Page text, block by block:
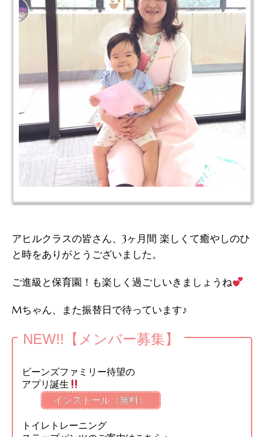
アヒルクラスの皆さん、3ヶ月間 楽しくて癒やしのひ
と時をありがとうございました。
ご進級と保育園！も楽しく過ごしいきましょうね
Mちゃん、また振替日で待っています♪
NEW!!【メンバー募集】
ビーンズファミリー待望の
アプリ誕生
インストール（無料）
トイレトレーニング